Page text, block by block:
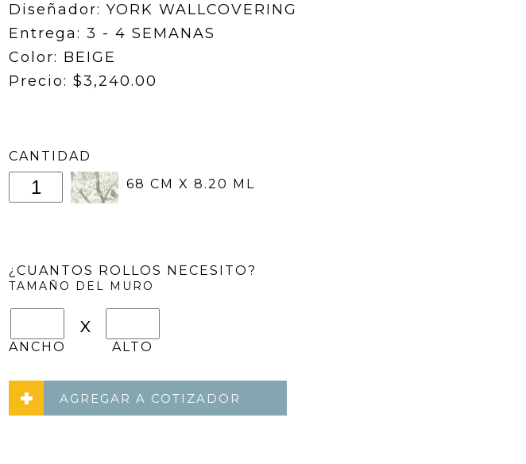
Diseñador: YORK WALLCOVERING
Entrega: 3 - 4 SEMANAS
Color: BEIGE
Precio: $3,240.00
CANTIDAD
68 CM X 8.20 ML
¿CUANTOS ROLLOS NECESITO?
TAMAÑO DEL MURO
ANCHO
x
ALTO
AGREGAR A COTIZADOR